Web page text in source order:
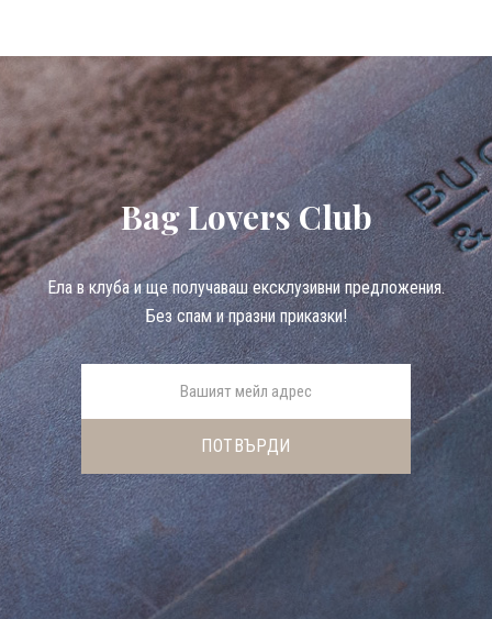
Bag Lovers Club
Eла в клуба и ще получаваш ексклузивни предложения.
Без спам и празни приказки!